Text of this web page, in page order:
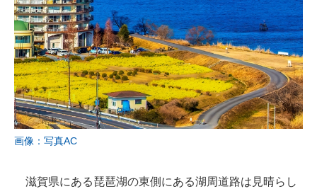
画像：写真AC
滋賀県にある琵琶湖の東側にある湖周道路は見晴らし